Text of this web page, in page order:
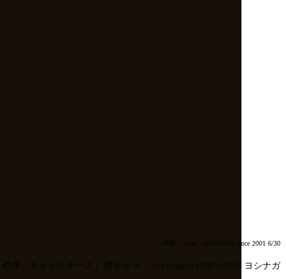
僕秩。total 182165848 since 2001 6/30
秩序。キャラクターズ！ 僕キャラ! copyright(c) 2001-2003 ヨシナガ